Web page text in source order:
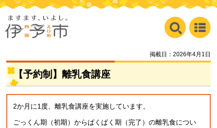
掲載日：2026年4月1日
【予約制】離乳食講座
2か月に1度、離乳食講座を実施しています。
ごっくん期（初期）からぱくぱく期（完了）の離乳食につい